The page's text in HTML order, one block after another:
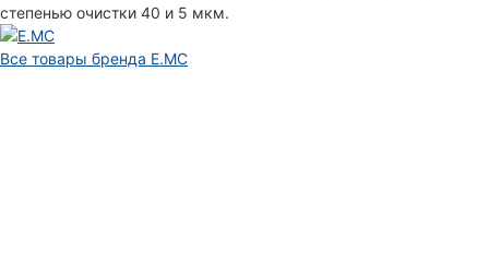
степенью очистки 40 и 5 мкм.
Все товары бренда E.MC